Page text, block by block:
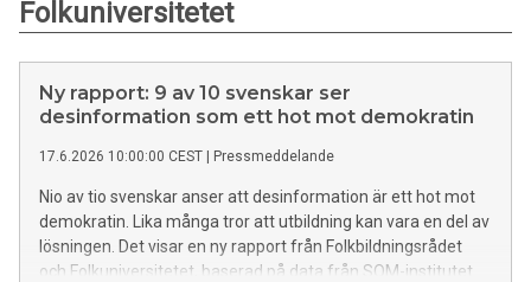
Folkuniversitetet
Ny rapport: 9 av 10 svenskar ser
desinformation som ett hot mot demokratin
17.6.2026 10:00:00 CEST | Pressmeddelande
Nio av tio svenskar anser att desinformation är ett hot mot
demokratin. Lika många tror att utbildning kan vara en del av
lösningen. Det visar en ny rapport från Folkbildningsrådet
och Folkuniversitetet, baserad på data från SOM-institutet.